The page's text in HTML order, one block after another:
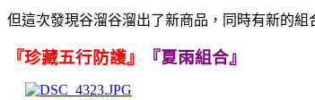
但這次發現谷溜谷溜出了新商品，同時有新的
『珍藏五行防護』 『夏雨組合』